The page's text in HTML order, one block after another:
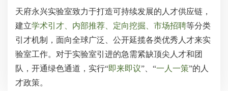
天府永兴实验室致力于打造可持续发展的人才供应链，
建立学术引才、内部推荐、定向挖掘、市场招聘等分类
引才机制，面向全球广泛、公开延揽各类优秀人才来实
验室工作。对于实验室引进的急需紧缺顶尖人才和团
队，开通绿色通道，实行“即来即议”、“一人一策”的人
才政策。